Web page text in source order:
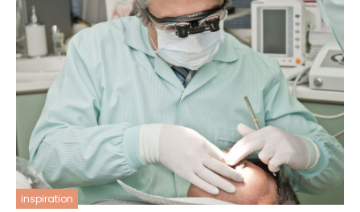
inspiration